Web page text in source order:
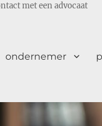
met een advocaat
ondernemer